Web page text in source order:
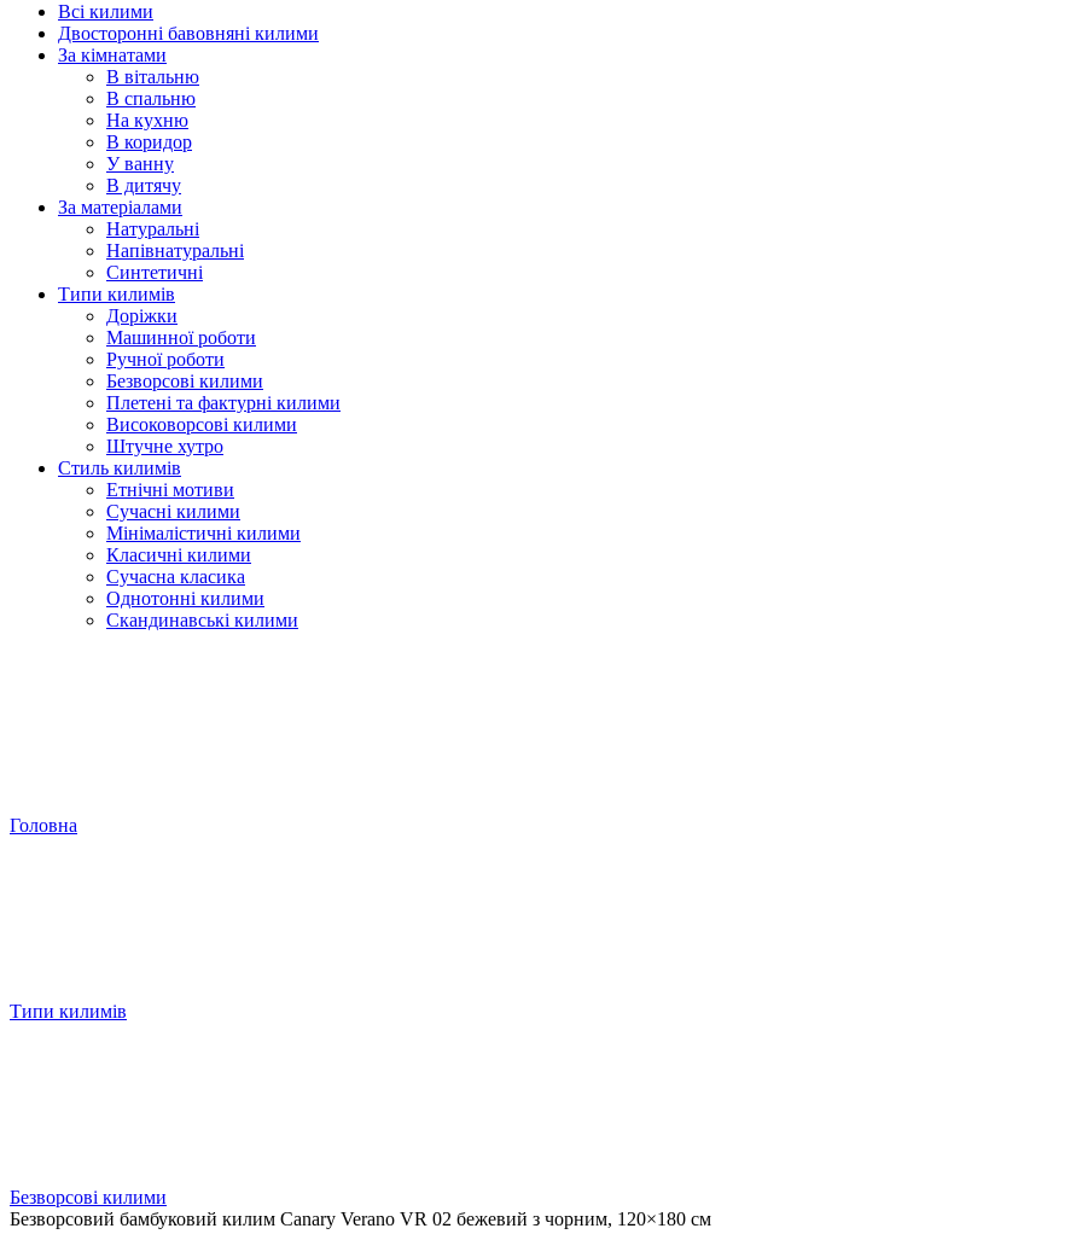
Всі килими
Двосторонні бавовняні килими
За кімнатами
В вітальню
В спальню
На кухню
В коридор
У ванну
В дитячу
За матеріалами
Натуральні
Напівнатуральні
Синтетичні
Типи килимів
Доріжки
Машинної роботи
Ручної роботи
Безворсові килими
Плетені та фактурні килими
Високоворсові килими
Штучне хутро
Стиль килимів
Етнічні мотиви
Сучасні килими
Мінімалістичні килими
Класичні килими
Сучасна класика
Однотонні килими
Скандинавські килими
Головна
Типи килимів
Безворсові килими
Безворсовий бамбуковий килим Canary Verano VR 02 бежевий з чорним, 120×180 см